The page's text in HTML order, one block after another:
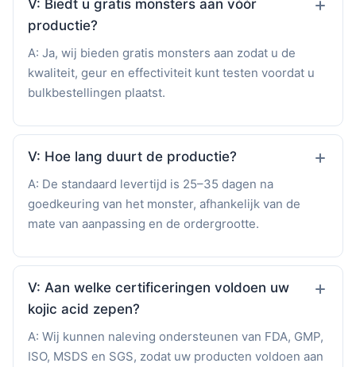
V: Biedt u gratis monsters aan vóór
productie?
A: Ja, wij bieden gratis monsters aan zodat u de
kwaliteit, geur en effectiviteit kunt testen voordat u
bulkbestellingen plaatst.
V: Hoe lang duurt de productie?
A: De standaard levertijd is 25–35 dagen na
goedkeuring van het monster, afhankelijk van de
mate van aanpassing en de ordergrootte.
V: Aan welke certificeringen voldoen uw
kojic acid zepen?
A: Wij kunnen naleving ondersteunen van FDA, GMP,
ISO, MSDS en SGS, zodat uw producten voldoen aan